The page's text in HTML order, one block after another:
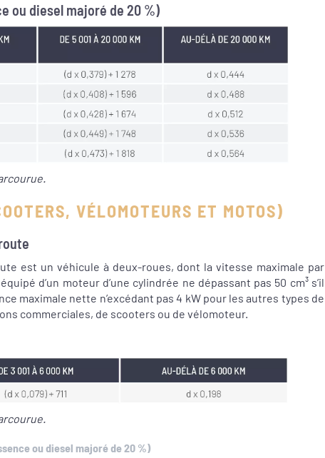
ou diesel majoré de 20 %)
VÉLOMOTEURS ET MOTOS)
est un véhicule à deux-roues, dont la vitesse maximale par
d’un moteur d’une cylindrée ne dépassant pas 50 cm³ s’il
maximale nette n’excédant pas 4 kW pour les autres types de
commerciales, de scooters ou de vélomoteur.
ou diesel majoré de 20 %)